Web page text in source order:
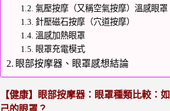
氣壓按摩（又稱空氣按摩）溫感眼罩
針壓磁石按摩（穴道按摩）
溫感加熱眼罩
眼罩充電模式
眼部按摩器、眼罩感想結論
【健康】眼部按摩器：眼罩種類比較：
己的眼罩？